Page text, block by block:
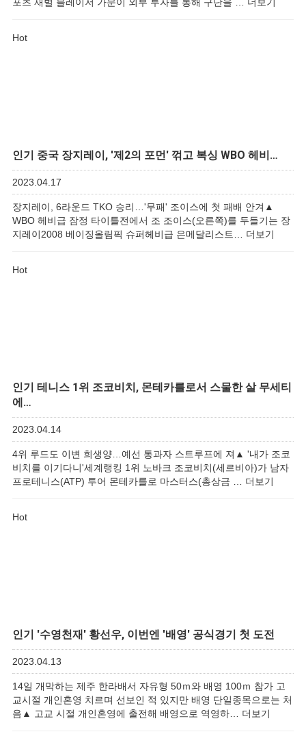
Hot
인기 중국 장지레이, '제2의 포먼' 꺾고 복싱 WBO 헤비…
2023.04.17
장지레이, 6라운드 TKO 승리…'무패' 조이스에 첫 패배 안겨▲
WBO 헤비급 잠정 타이틀전에서 조 조이스(오른쪽)를 두들기는 장
지레이2008 베이징올림픽 슈퍼헤비급 은메달리스트… 더보기
Hot
인기 테니스 1위 조코비치, 몬테카를로서 스물한 살 무세티
에…
2023.04.14
4위 루드도 이변 희생양…예선 통과자 스트루프에 져▲ '내가 조코
비치를 이기다니'세계랭킹 1위 노바크 조코비치(세르비아)가 남자
프로테니스(ATP) 투어 몬테카를로 마스터스(총상금 … 더보기
Hot
인기 '수영천재' 황선우, 이번엔 '배영' 공식경기 첫 도전
2023.04.13
14일 개막하는 제주 한라배서 자유형 50ｍ와 배영 100ｍ 참가 고
교시절 개인혼영 치르며 선보인 적 있지만 배영 단일종목으로는 처
음▲ 고교 시절 개인혼영에 출전해 배영으로 역영하… 더보기